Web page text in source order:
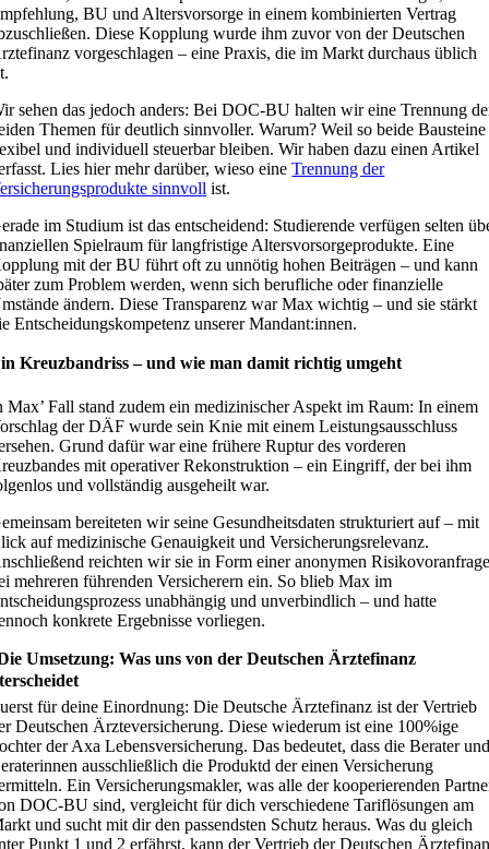
BU und Altersvorsorge in einem kombinierten Vertrag
Diese Kopplung wurde ihm zuvor von der Deutschen
vorgeschlagen – eine Praxis, die im Markt durchaus üblich
sehen das jedoch anders: Bei DOC-BU halten wir eine Trennung
Themen für deutlich sinnvoller. Warum? Weil so beide Bausteine
und individuell steuerbar bleiben. Wir haben dazu einen Artikel
Lies hier mehr darüber, wieso eineTrennung der
sinnvoll ist.
im Studium ist das entscheidend: Studierende verfügen selten
Spielraum für langfristige Altersvorsorgeprodukte. Eine
mit der BU führt oft zu unnötig hohen Beiträgen – und kann
zum Problem werden, wenn sich berufliche oder finanzielle
ändern. Diese Transparenz war Max wichtig – und sie stärkt
Entscheidungskompetenz unserer Mandant:innen.
Kreuzbandriss – und wie man damit richtig umgeht
Max’ Fall stand zudem ein medizinischer Aspekt im Raum: In einem
der DÄF wurde sein Knie mit einem Leistungsausschluss
Grund dafür war eine frühere Ruptur des vorderen
mit operativer Rekonstruktion – ein Eingriff, der bei ihm
und vollständig ausgeheilt war.
bereiteten wir seine Gesundheitsdaten strukturiert auf – mit
auf medizinische Genauigkeit und Versicherungsrelevanz.
reichten wir sie in Form einer anonymen
mehreren führenden Versicherern ein. So blieb Max im
unabhängig und unverbindlich – und hatte
konkrete Ergebnisse vorliegen.
Umsetzung: Was uns von der Deutschen Ärztefinanz
für deine Einordnung: Die Deutsche Ärztefinanz ist der Vertrieb
Deutschen Ärzteversicherung. Diese wiederum ist eine 100%ige
der Axa Lebensversicherung. Das bedeutet, dass die Berater
ausschließlich die Produktd der einen Versicherung
Ein Versicherungsmakler, was alle der kooperierenden
DOC-BU sind, vergleicht für dich verschiedene Tariflösungen am
und sucht mit dir den passendsten Schutz heraus. Was du gleich
Punkt 1 und 2 erfährst, kann der Vertrieb der Deutschen